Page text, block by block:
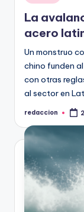
en
La
acero
Un monstruo
chino funden
con otras
al sector en
Publicado
redaccion